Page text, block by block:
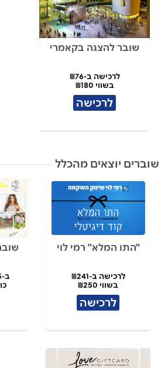
שובר להצגה בקאמרי
לרכישה ב-₪76
בשווי ₪180
לרכישה
שוברים יוצאים מהכלל
"התו המלא" רמי לוי
לרכישה ב-₪241
בשווי ₪250
לרכישה
ב-₪165 בשווי ₪200